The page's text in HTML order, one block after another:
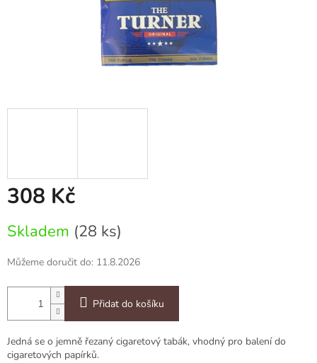
308 Kč
cena:
Skladem (28 ks)
Můžeme doručit do: 11.8.2026
Přidat do košíku
Jedná se o jemně řezaný cigaretový tabák, vhodný pro balení do
cigaretových papírků.